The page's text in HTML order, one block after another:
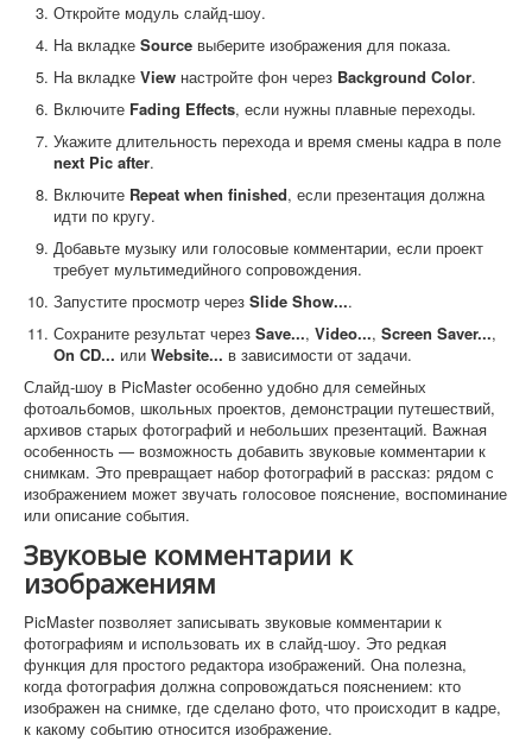
Откройте модуль слайд-шоу.
На вкладке Source выберите изображения для показа.
На вкладке View настройте фон через Background Color.
Включите Fading Effects, если нужны плавные переходы.
Укажите длительность перехода и время смены кадра в поле
next Pic after.
Включите Repeat when finished, если презентация должна
идти по кругу.
Добавьте музыку или голосовые комментарии, если проект
требует мультимедийного сопровождения.
Запустите просмотр через Slide Show....
Сохраните результат через Save..., Video..., Screen Saver...,
On CD... или Website... в зависимости от задачи.
Слайд-шоу в PicMaster особенно удобно для семейных
фотоальбомов, школьных проектов, демонстрации путешествий,
архивов старых фотографий и небольших презентаций. Важная
особенность — возможность добавить звуковые комментарии к
снимкам. Это превращает набор фотографий в рассказ: рядом с
изображением может звучать голосовое пояснение, воспоминание
или описание события.
Звуковые комментарии к
изображениям
PicMaster позволяет записывать звуковые комментарии к
фотографиям и использовать их в слайд-шоу. Это редкая
функция для простого редактора изображений. Она полезна,
когда фотография должна сопровождаться пояснением: кто
изображен на снимке, где сделано фото, что происходит в кадре,
к какому событию относится изображение.